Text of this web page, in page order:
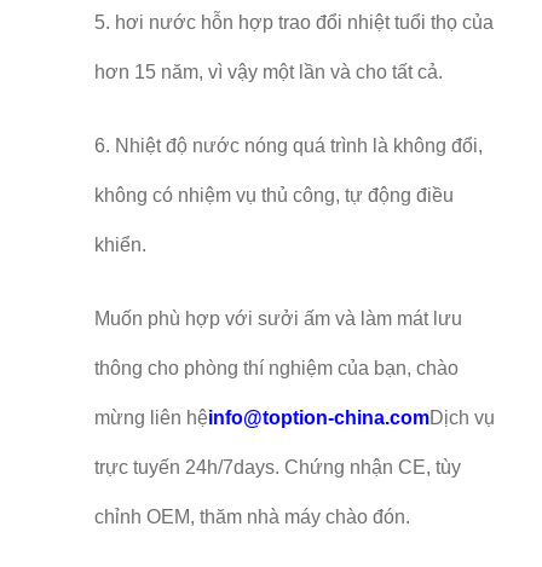
5. hơi nước hỗn hợp trao đổi nhiệt tuổi thọ của
hơn 15 năm, vì vậy một lần và cho tất cả.
6. Nhiệt độ nước nóng quá trình là không đổi,
không có nhiệm vụ thủ công, tự động điều
khiển.
Muốn phù hợp với sưởi ấm và làm mát lưu
thông cho phòng thí nghiệm của bạn, chào
mừng liên hệinfo@toption-china.comDịch vụ
trực tuyến 24h/7days. Chứng nhận CE, tùy
chỉnh OEM, thăm nhà máy chào đón.